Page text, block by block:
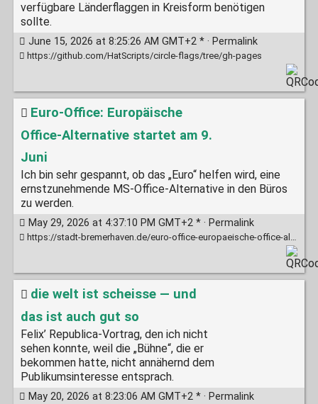
verfügbare Länderflaggen in Kreisform benötigen
sollte.
June 15, 2026 at 8:25:26 AM GMT+2 * · Permalink
https://github.com/HatScripts/circle-flags/tree/gh-pages
Euro-Office: Europäische
Office-Alternative startet am 9.
Juni
Ich bin sehr gespannt, ob das „Euro“ helfen wird, eine
ernstzunehmende MS-Office-Alternative in den Büros
zu werden.
May 29, 2026 at 4:37:10 PM GMT+2 * · Permalink
https://stadt-bremerhaven.de/euro-office-europaeische-office-alternative-startet-am-9-juni/
die welt ist scheisse — und
das ist auch gut so
Felix’ Republica-Vortrag, den ich nicht
sehen konnte, weil die „Bühne“, die er
bekommen hatte, nicht annähernd dem
Publikumsinteresse entsprach.
May 20, 2026 at 8:23:06 AM GMT+2 * · Permalink